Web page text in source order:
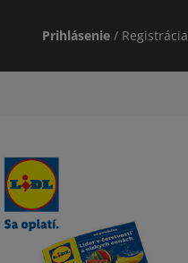
Prihlásenie / Registrácia
Obsah bočného panela